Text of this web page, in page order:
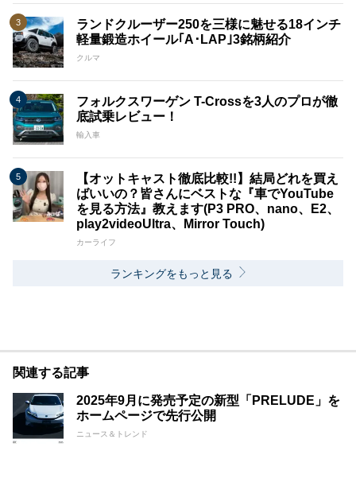
ランドクルーザー250を三様に魅せる18インチ
軽量鍛造ホイール｢A･LAP｣3銘柄紹介
クルマ
フォルクスワーゲン T-Crossを3人のプロが徹
底試乗レビュー！
輸入車
【オットキャスト徹底比較!!】結局どれを買え
ばいいの？皆さんにベストな『車でYouTube
を見る方法』教えます(P3 PRO、nano、E2、
play2videoUltra、Mirror Touch)
カーライフ
ランキングをもっと見る
関連する記事
2025年9月に発売予定の新型「PRELUDE」を
ホームページで先行公開
ニュース＆トレンド